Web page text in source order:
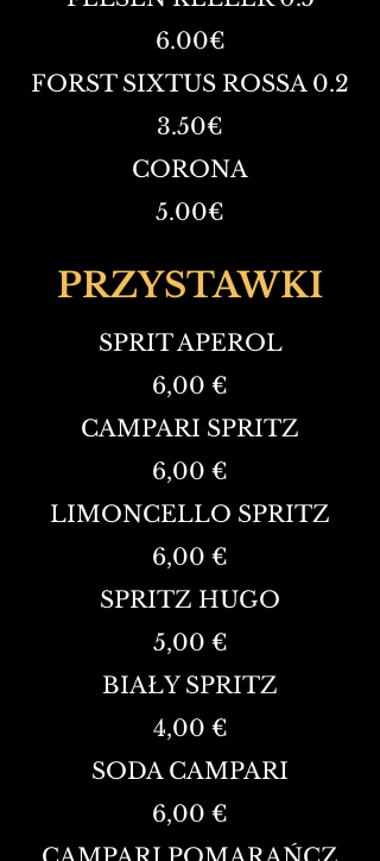
6.00€
FORST SIXTUS ROSSA 0.2
3.50€
CORONA
5.00€
PRZYSTAWKI
SPRIT APEROL
6,00 €
CAMPARI SPRITZ
6,00 €
LIMONCELLO SPRITZ
6,00 €
SPRITZ HUGO
5,00 €
BIAŁY SPRITZ
4,00 €
SODA CAMPARI
6,00 €